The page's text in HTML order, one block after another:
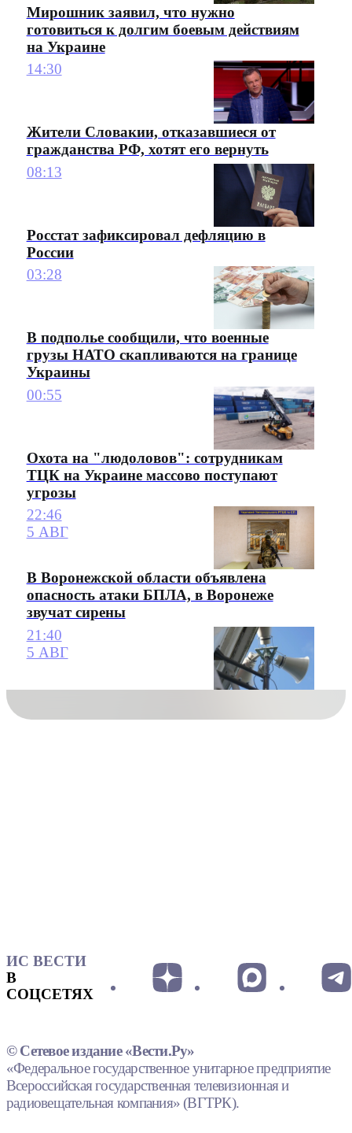
Мирошник заявил, что нужно
готовиться к долгим боевым действиям
на Украине
14:30
Жители Словакии, отказавшиеся от
гражданства РФ, хотят его вернуть
08:13
Росстат зафиксировал дефляцию в
России
03:28
В подполье сообщили, что военные
грузы НАТО скапливаются на границе
Украины
00:55
Охота на "людоловов": сотрудникам
ТЦК на Украине массово поступают
угрозы
22:46
5 АВГ
В Воронежской области объявлена
опасность атаки БПЛА, в Воронеже
звучат сирены
21:40
5 АВГ
ИС ВЕСТИ
В
СОЦСЕТЯХ
© Сетевое издание «Вести.Ру»
«Федеральное государственное унитарное предприятие
Всероссийская государственная телевизионная и
радиовещательная компания» (ВГТРК).